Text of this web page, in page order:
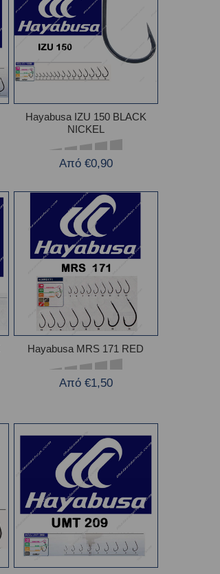
Hayabusa IZU 150 BLACK
NICKEL
Από €0,90
Hayabusa MRS 171 RED
Από €1,50